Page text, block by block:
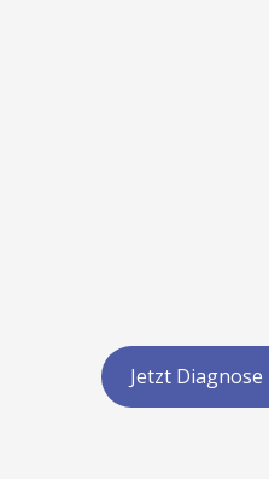
Jetzt